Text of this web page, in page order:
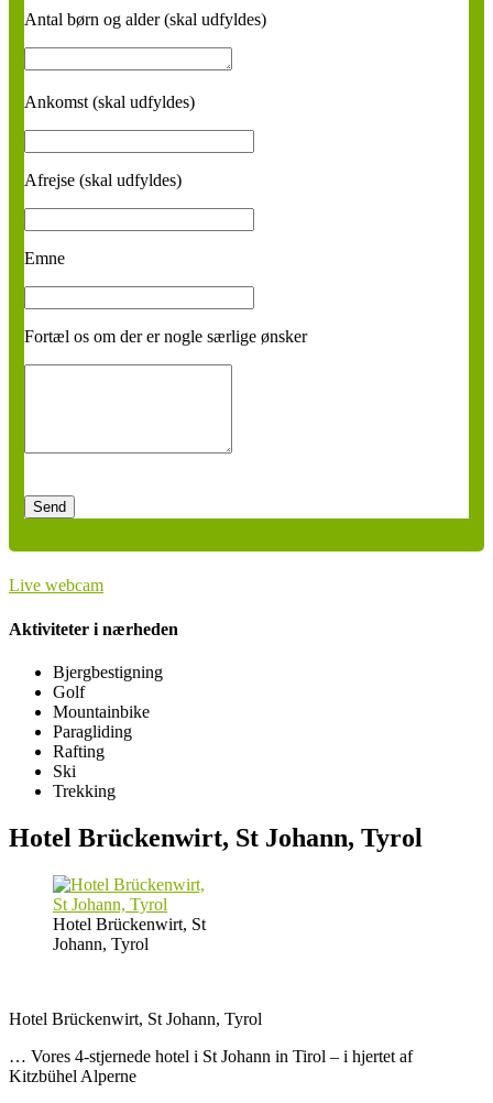
Antal børn og alder (skal udfyldes)
Ankomst (skal udfyldes)
Afrejse (skal udfyldes)
Emne
Fortæl os om der er nogle særlige ønsker
leave
Live webcam
Aktiviteter i nærheden
Bjergbestigning
Golf
Mountainbike
Paragliding
Rafting
Ski
Trekking
Hotel Brückenwirt, St Johann, Tyrol
Hotel Brückenwirt, St
Johann, Tyrol
Hotel Brückenwirt, St Johann, Tyrol
… Vores 4-stjernede hotel i St Johann in Tirol – i hjertet af
Kitzbühel Alperne